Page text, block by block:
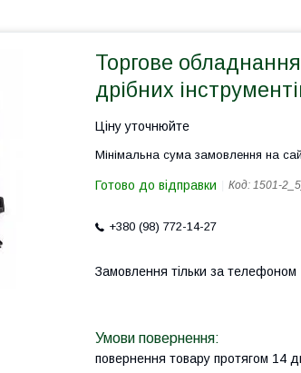
Торгове
дрібних
Ціну уточнюйте
Мінімальна сума замовлення на
Готово до відправки Код: 1501-
+380 (98) 772-14-27
Замовлення тільки за телефоном
повернення товару протягом 14